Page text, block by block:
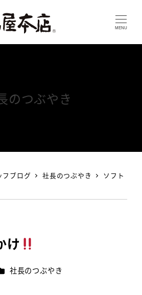
MENU
フブログ 社長のつぶやき
ソフト
け
テゴリー
社長のつぶやき
のつぶやき